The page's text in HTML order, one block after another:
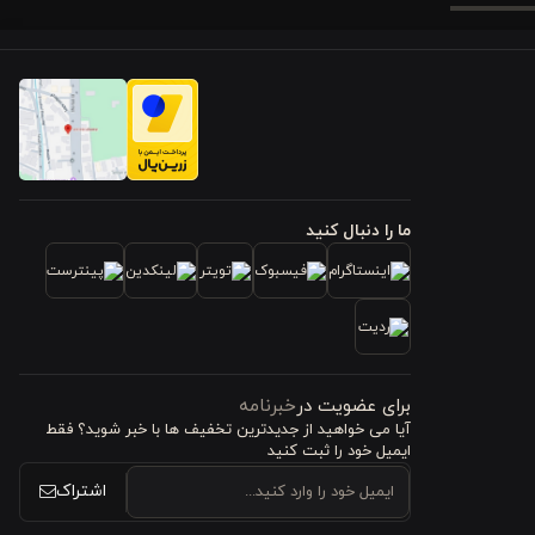
و باعث
دهید
جلوه
بالایی
ما را دنبال کنید
برای عضویت درخبرنامه
آیا می خواهید از جدید‌ترین تخفیف‌ ها با‌ خبر شوید؟ فقط
ایمیل خود را ثبت کنید
اشتراک